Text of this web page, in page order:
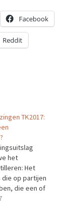
Facebook
Reddit
TK2017:
het
Het
die op partijen
die een of
een